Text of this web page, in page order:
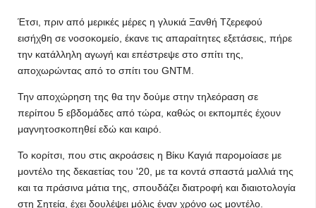
Έτσι, πριν από μερικές μέρες η γλυκιά Ξανθή Τζερεφού
εισήχθη σε νοσοκομείο, έκανε τις απαραίτητες εξετάσεις, πήρε
την κατάλληλη αγωγή και επέστρεψε στο σπίτι της,
αποχωρώντας από το σπίτι του GNTM.
Την αποχώρηση της θα την δούμε στην τηλεόραση σε
περίπου 5 εβδομάδες από τώρα, καθώς οι εκπομπές έχουν
μαγνητοσκοπηθεί εδώ και καιρό.
Το κορίτσι, που στις ακροάσεις η Βίκυ Καγιά παρομοίασε με
μοντέλο της δεκαετίας του '20, με τα κοντά σπαστά μαλλιά της
και τα πράσινα μάτια της, σπουδάζει διατροφή και διαιoτολογία
στη Σητεία, έχει δουλέψει μόλις έναν χρόνο ως μοντέλο.